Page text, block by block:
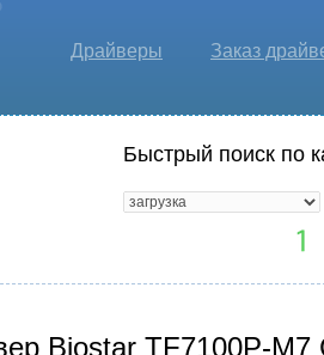
Драйверы Заказ
Быстрый поиск по
Biostar TF7100P-